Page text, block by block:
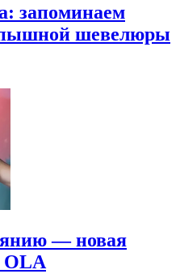
запоминаем
пышной шевелюры
— новая
OLA